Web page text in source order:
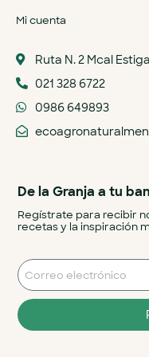
Mi cuenta
Ruta N. 2 Mcal
021 328 6722
0986 649893
De la Granja a tu
Regístrate para recibir
recetas y la inspiración